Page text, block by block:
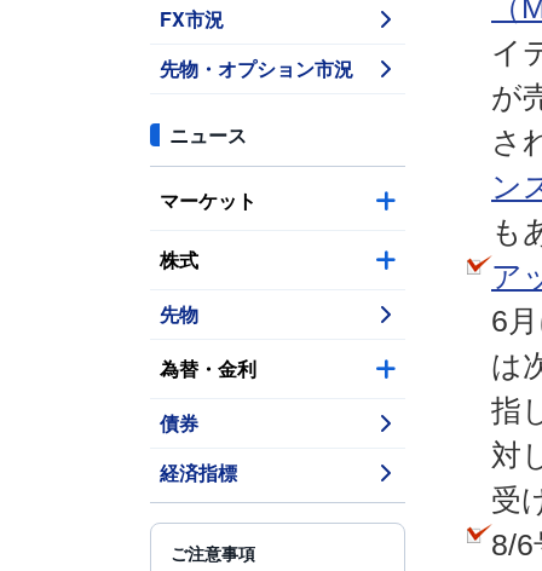
FX市況
先物・オプション市況
ニュース
マーケット
株式
先物
為替・金利
債券
経済指標
ご注意事項
（
イ
が
さ
ン
も
ア
6
は
指
対
受
8/6